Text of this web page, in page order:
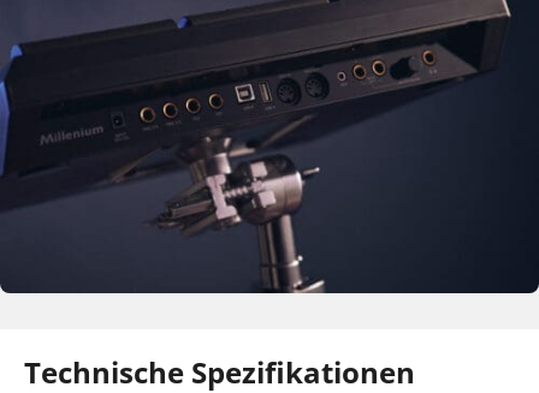
Technische Spezifikationen